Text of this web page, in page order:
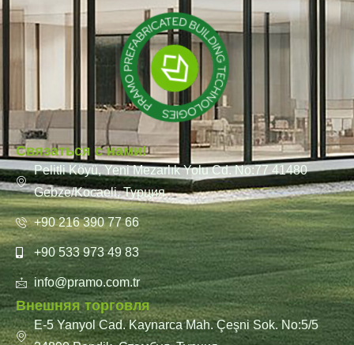
Связаться с нами!
Pelitli Köyü, Yeni Mezarlık Yolu Cd. No:77 41480
Gebze/Kocaeli, Турция
+90 216 390 77 66
+90 533 973 49 83
info@pramo.com.tr
Внешняя торговля
E-5 Yanyol Cad. Kaynarca Mah. Çeşni Sok. No:5/5